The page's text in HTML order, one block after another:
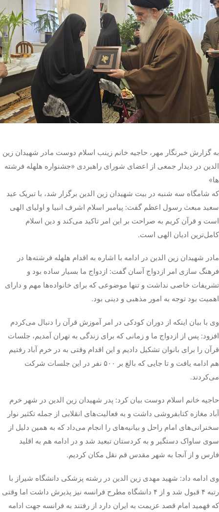
تک کده
پایگاه خبری آبان
خرید موتور ایمپلنت
به گزارش خبرنگار مهر، حاجیه خانم زینب اسلام دوست مادر شهیدان زین
الدین در دیدار جمعی از اعضای شورای راهبردی «جشنواره هلهله فرشته
ها»
که شامگاه سه شنبه در بیت شهیدان زین الدین برگزار شد، با تبریک عید
سعید مبعث رسول اعظم گفت: پیامبر اسلام اشرف انبیا و اولیای الهی
است و قرآن کریم به صراحت بر این امر تاکید می‌کند و دین اسلام
کامل‌ترین ادیان الهی است.
مادر شهیدان زین الدین در ادامه با اشاره به اقدام هلهله فرشته‌ها در
فرهنگ سازی امر ازدواج آسان گفت: ازدواج ما بسیار ساده بود و
تشریفات خاصی نداشت و تنها موضوعی که برای خانواده‌ها مهم و دارای
اهمیت بود توجه به امور مذهبی و دینی بود.
وی با بیان اینکه از دوران کودکی در امر آموزش قرآن را دنبال می‌کردم
افزود: پس از ازدواج ما و زمانی که برای زندگی به تهران آمدیم، جلسات
قرآن را برای بانوان تشکیل دادیم و این اقدام وقتی به در خرم آباد رفتیم
هم ادامه یافت و تا جایی که بالغ بر ۵۰۰ نفر در این جلسات شرکت
می‌کردند.
حاجیه خانم اسلام دوست بیان کرد: پدر شهیدان زین الدین در شهر خرم
آباد مغازه کتابفروشی داشت و به فعالیت‌های انقلابی از جمله تکثیر نوار
سخنرانی‌های امام راحل و بیانیه‌های را انجام می‌داد که به همین دلیل از
سوی ساواک دستگیر و به کردستان تبعید شد و در ادامه هم به اقلید
فارس و از آنجا به شهر مقدس قم نقل مکان کردیم.
وی ادامه داد: شهید مهدی زین الدین در رشته پزشکی دانشگاه شیراز با
رتبه ۴ قبول شد و از ۴ دانشگاه مطرح فرانسه نیز پذیرش داشت اما وقتی
که فهمید امام قصد عزیمت به ایران دارد از رفتند به فرانسه جهت ادامه